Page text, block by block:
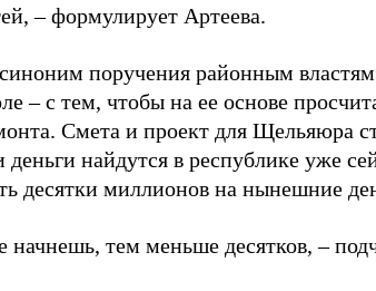
– формулирует Артеева.
поручения районным
– с тем, чтобы на ее основе
Смета и проект для Щельяюра
деньги найдутся в республике уже
десятки миллионов на нынешние
начнешь, тем меньше десятков, –